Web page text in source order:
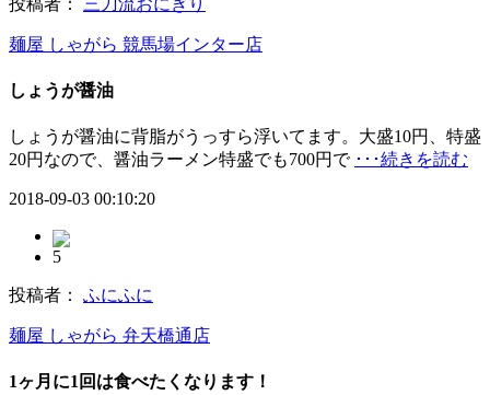
麺屋 しゃがら 競馬場インター店
しょうが醤油
しょうが醤油に背脂がうっすら浮いてます。大盛10円、特盛
20円なので、醤油ラーメン特盛でも700円で ･･･続きを読む
2018-09-03 00:10:20
5
投稿者： ふにふに
麺屋 しゃがら 弁天橋通店
1ヶ月に1回は食べたくなります！